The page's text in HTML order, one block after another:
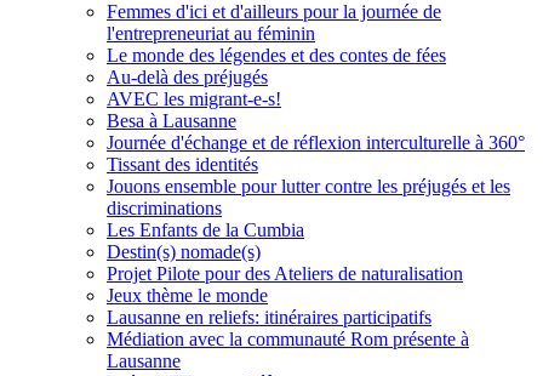
Femmes d'ici et d'ailleurs pour la journée de
l'entrepreneuriat au féminin
Le monde des légendes et des contes de fées
Au-delà des préjugés
AVEC les migrant-e-s!
Besa à Lausanne
Journée d'échange et de réflexion interculturelle à 360°
Tissant des identités
Jouons ensemble pour lutter contre les préjugés et les
discriminations
Les Enfants de la Cumbia
Destin(s) nomade(s)
Projet Pilote pour des Ateliers de naturalisation
Jeux thème le monde
Lausanne en reliefs: itinéraires participatifs
Médiation avec la communauté Rom présente à
Lausanne